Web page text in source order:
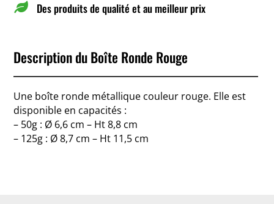
 Des produits de qualité et au meilleur prix
Description du Boîte Ronde Rouge
Une boîte ronde métallique couleur rouge. Elle est
disponible en capacités :
– 50g : Ø 6,6 cm – Ht 8,8 cm
– 125g : Ø 8,7 cm – Ht 11,5 cm